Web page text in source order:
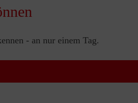
- an nur einem Tag.